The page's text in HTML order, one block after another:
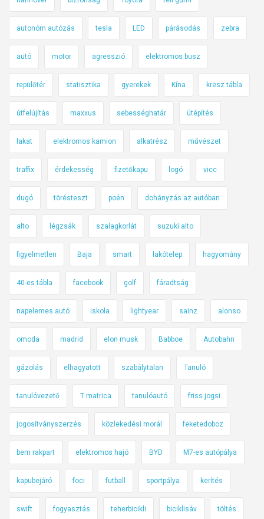
autonóm autózás tesla LED párásodás zebra
autó motor agresszió elektromos busz
repülőtér statisztika gyerekek Kína kresz tábla
útfelújítás maxxus sebességhatár útépítés
lakat elektromos kamion alkatrész művészet
traffix érdekesség fizetőkapu logó vicc
dugó törésteszt poén dohányzás az autóban
alto légzsák szalagkorlát suzuki alto
figyelmetlen Baja smart lakótelep hagyomány
40-es tábla facebook golf fáradtság
napelemes autó iskola lightyear sainz alonso
omoda madrid elon musk Babboe Autobahn
gázolás elhagyatott szabálytalan Tanuló
tanulóvezető T matrica tanulóautó friss jogsi
jogosítványszerzés közlekedési morál feketedoboz
bem rakpart elektromos hajó BYD M7-es autópálya
kapubejáró foci futball sportpálya kerítés
swift fogyasztás teherbicikli biciklisáv töltés